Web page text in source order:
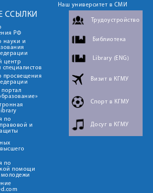
Наш университет в СМИ
ССЫЛКИ
РФ
науки и
центр
специалистов
просвещения
по
и
по
помощи
молодежи
Трудоустройство
Библиотека
Library (ENG)
Визит в КГМУ
Спорт в КГМУ
Досуг в КГМУ